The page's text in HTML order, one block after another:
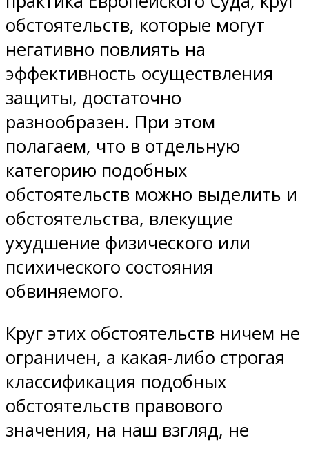
обстоятельств, которые могут
негативно повлиять на
эффективность осуществления
защиты, достаточно
разнообразен. При этом
полагаем, что в отдельную
категорию подобных
обстоятельств можно выделить и
обстоятельства, влекущие
ухудшение физического или
психического состояния
обвиняемого.
Круг этих обстоятельств ничем не
ограничен, а какая-либо строгая
классификация подобных
обстоятельств правового
значения, на наш взгляд, не